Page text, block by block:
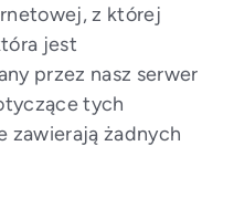
z której
jest
przez nasz serwer
tych
zawierają żadnych